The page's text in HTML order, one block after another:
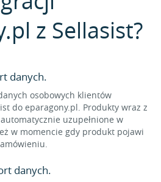
z Sellasist?
danych.
osobowych klientów
do eparagony.pl. Produkty wraz z
uzupełnione w
w momencie gdy produkt pojawi
danych.